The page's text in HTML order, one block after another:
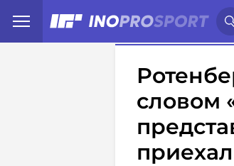
Иностранцы о
словом